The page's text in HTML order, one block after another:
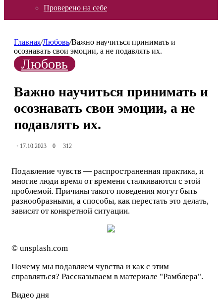
Проверено на себе
Главная/Любовь/Важно научиться принимать и
осознавать свои эмоции, а не подавлять их.
Любовь
Важно научиться принимать и
осознавать свои эмоции, а не
подавлять их.
17.10.2023 0 312
Подавление чувств — распространенная практика, и
многие люди время от времени сталкиваются с этой
проблемой. Причины такого поведения могут быть
разнообразными, а способы, как перестать это делать,
зависят от конкретной ситуации.
© unsplash.com
Почему мы подавляем чувства и как с этим
справляться? Рассказываем в материале "Рамблера".
Видео дня